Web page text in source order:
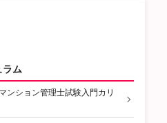
ラム
ンション管理士試験入門カリ